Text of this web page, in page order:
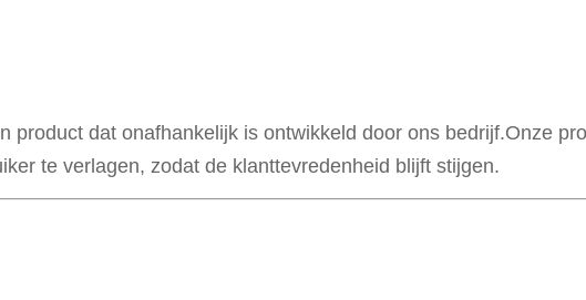
dat onafhankelijk is ontwikkeld door ons bedrijf.Onze
te verlagen, zodat de klanttevredenheid blijft stijgen.